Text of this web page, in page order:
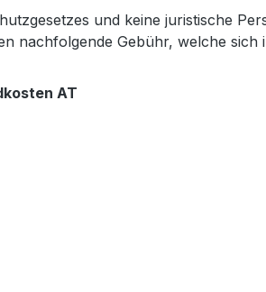
und keine juristische
nachfolgende Gebühr, welche
AT